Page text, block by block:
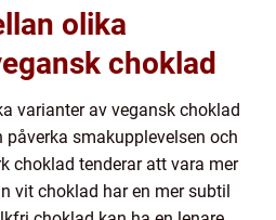
olika
choklad
varianter av vegansk choklad
påverka smakupplevelsen och
choklad tenderar att vara mer
vit choklad har en mer subtil